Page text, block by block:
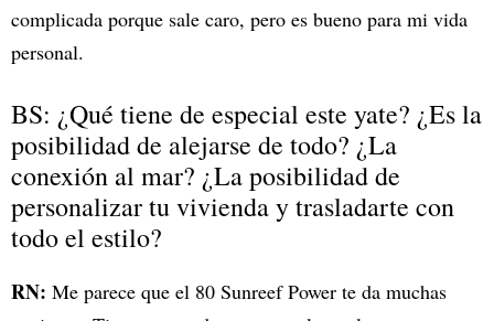
complicada porque sale caro, pero es bueno para mi vida
personal.
BS: ¿Qué tiene de especial este yate? ¿Es la
posibilidad de alejarse de todo? ¿La
conexión al mar? ¿La posibilidad de
personalizar tu vivienda y trasladarte con
todo el estilo?
RN: Me parece que el 80 Sunreef Power te da muchas